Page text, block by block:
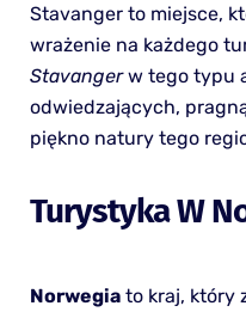
Stavanger to miejsce,
wrażenie na każdego
Stavangerw tego typu
odwiedzających,
piękno natury tego
Turystyka W
Norwegiato kraj, który